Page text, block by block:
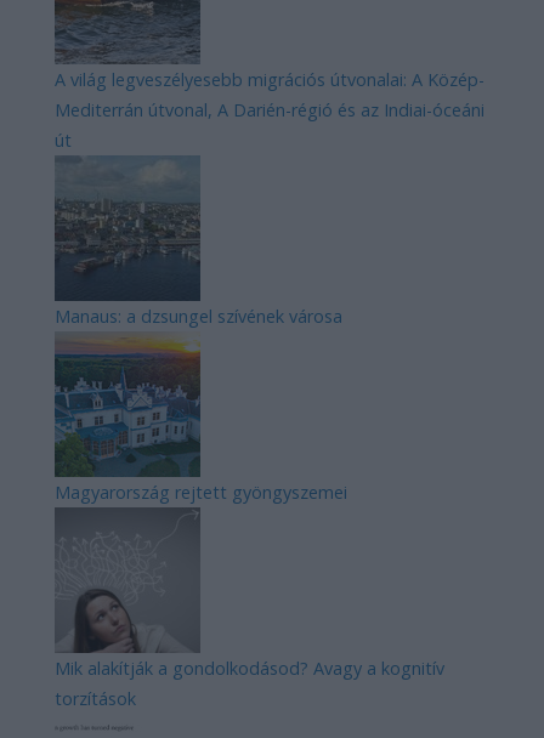
A világ legveszélyesebb migrációs útvonalai: A Közép-
Mediterrán útvonal, A Darién-régió és az Indiai-óceáni
út
Manaus: a dzsungel szívének városa
Magyarország rejtett gyöngyszemei
Mik alakítják a gondolkodásod? Avagy a kognitív
torzítások